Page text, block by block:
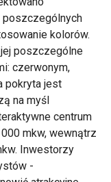
poszczególnych
kolorów.
jej poszczególne
czerwonym,
pokryta jest
na myśl
centrum
mkw, wewnątrz
Inwestorzy
-